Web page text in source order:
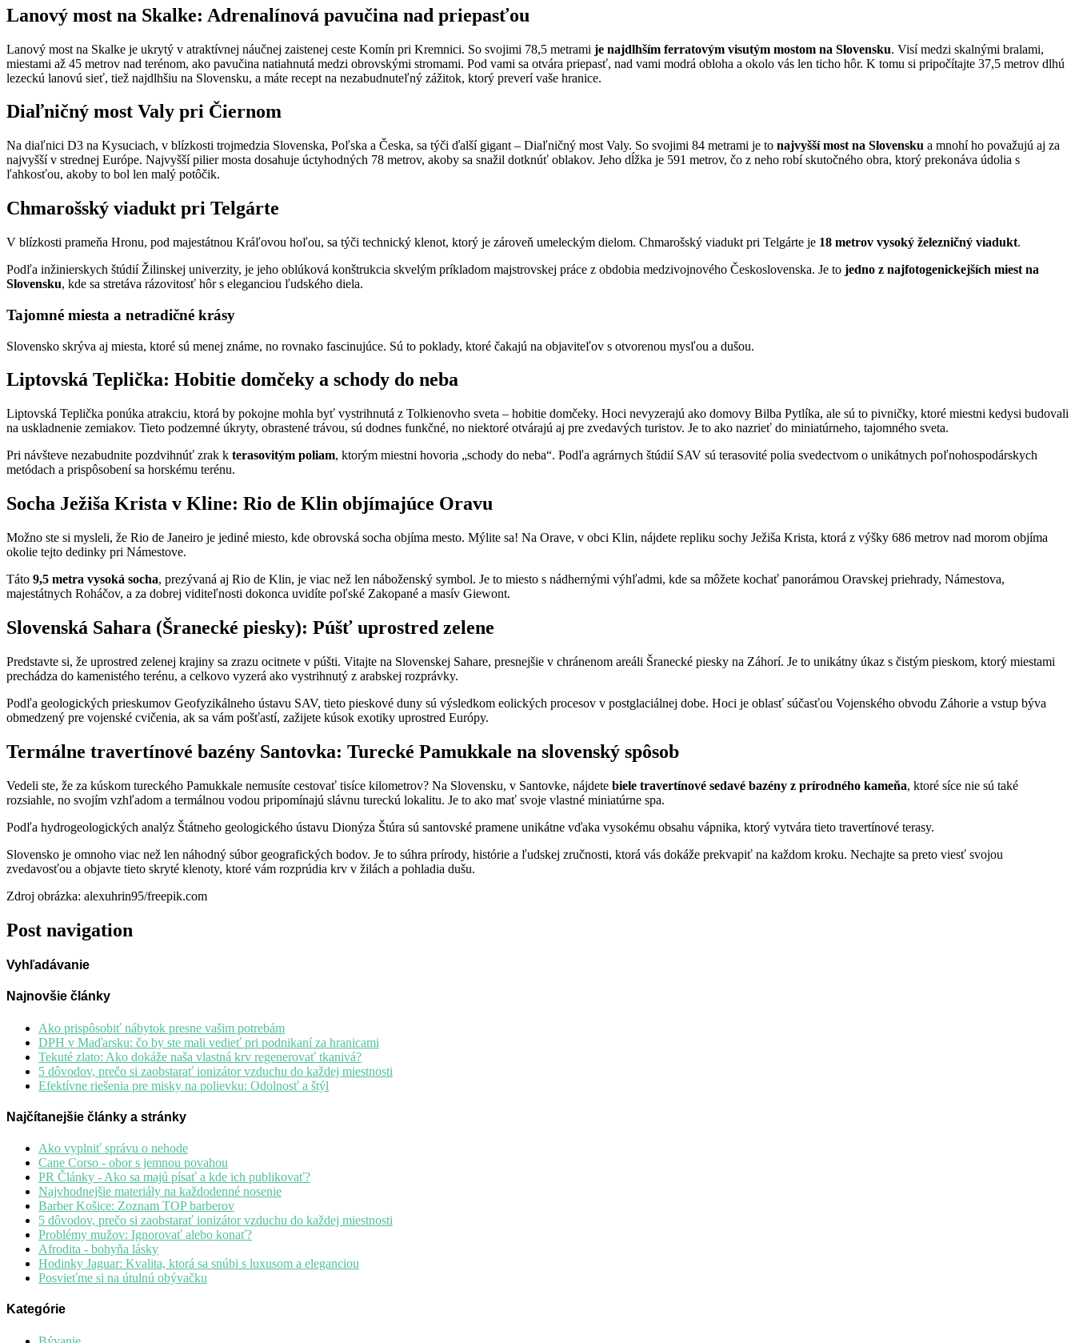
Lanový most na Skalke: Adrenalínová pavučina nad priepasťou
Lanový most na Skalke je ukrytý v atraktívnej náučnej zaistenej ceste Komín pri Kremnici. So svojimi 78,5 metrami je najdlhším ferratovým visutým mostom na Slovensku. Visí medzi skalnými bralami,
miestami až 45 metrov nad terénom, ako pavučina natiahnutá medzi obrovskými stromami. Pod vami sa otvára priepasť, nad vami modrá obloha a okolo vás len ticho hôr. K tomu si pripočítajte 37,5 metrov dlhú
lezeckú lanovú sieť, tiež najdlhšiu na Slovensku, a máte recept na nezabudnuteľný zážitok, ktorý preverí vaše hranice.
Diaľničný most Valy pri Čiernom
Na diaľnici D3 na Kysuciach, v blízkosti trojmedzia Slovenska, Poľska a Česka, sa týči ďalší gigant – Diaľničný most Valy. So svojimi 84 metrami je to najvyšší most na Slovensku a mnohí ho považujú aj za
najvyšší v strednej Európe. Najvyšší pilier mosta dosahuje úctyhodných 78 metrov, akoby sa snažil dotknúť oblakov. Jeho dĺžka je 591 metrov, čo z neho robí skutočného obra, ktorý prekonáva údolia s
ľahkosťou, akoby to bol len malý potôčik.
Chmarošský viadukt pri Telgárte
V blízkosti prameňa Hronu, pod majestátnou Kráľovou hoľou, sa týči technický klenot, ktorý je zároveň umeleckým dielom. Chmarošský viadukt pri Telgárte je 18 metrov vysoký železničný viadukt.
Podľa inžinierskych štúdií Žilinskej univerzity, je jeho oblúková konštrukcia skvelým príkladom majstrovskej práce z obdobia medzivojnového Československa. Je to jedno z najfotogenickejších miest na
Slovensku, kde sa stretáva rázovitosť hôr s eleganciou ľudského diela.
Tajomné miesta a netradičné krásy
Slovensko skrýva aj miesta, ktoré sú menej známe, no rovnako fascinujúce. Sú to poklady, ktoré čakajú na objaviteľov s otvorenou mysľou a dušou.
Liptovská Teplička: Hobitie domčeky a schody do neba
Liptovská Teplička ponúka atrakciu, ktorá by pokojne mohla byť vystrihnutá z Tolkienovho sveta – hobitie domčeky. Hoci nevyzerajú ako domovy Bilba Pytlíka, ale sú to pivničky, ktoré miestni kedysi budovali
na uskladnenie zemiakov. Tieto podzemné úkryty, obrastené trávou, sú dodnes funkčné, no niektoré otvárajú aj pre zvedavých turistov. Je to ako nazrieť do miniatúrneho, tajomného sveta.
Pri návšteve nezabudnite pozdvihnúť zrak k terasovitým poliam, ktorým miestni hovoria „schody do neba“. Podľa agrárnych štúdií SAV sú terasovité polia svedectvom o unikátnych poľnohospodárskych
metódach a prispôsobení sa horskému terénu.
Socha Ježiša Krista v Kline: Rio de Klin objímajúce Oravu
Možno ste si mysleli, že Rio de Janeiro je jediné miesto, kde obrovská socha objíma mesto. Mýlite sa! Na Orave, v obci Klin, nájdete repliku sochy Ježiša Krista, ktorá z výšky 686 metrov nad morom objíma
okolie tejto dedinky pri Námestove.
Táto 9,5 metra vysoká socha, prezývaná aj Rio de Klin, je viac než len náboženský symbol. Je to miesto s nádhernými výhľadmi, kde sa môžete kochať panorámou Oravskej priehrady, Námestova,
majestátnych Roháčov, a za dobrej viditeľnosti dokonca uvidíte poľské Zakopané a masív Giewont.
Slovenská Sahara (Šranecké piesky): Púšť uprostred zelene
Predstavte si, že uprostred zelenej krajiny sa zrazu ocitnete v púšti. Vitajte na Slovenskej Sahare, presnejšie v chránenom areáli Šranecké piesky na Záhorí. Je to unikátny úkaz s čistým pieskom, ktorý miestami
prechádza do kamenistého terénu, a celkovo vyzerá ako vystrihnutý z arabskej rozprávky.
Podľa geologických prieskumov Geofyzikálneho ústavu SAV, tieto pieskové duny sú výsledkom eolických procesov v postglaciálnej dobe. Hoci je oblasť súčasťou Vojenského obvodu Záhorie a vstup býva
obmedzený pre vojenské cvičenia, ak sa vám pošťastí, zažijete kúsok exotiky uprostred Európy.
Termálne travertínové bazény Santovka: Turecké Pamukkale na slovenský spôsob
Vedeli ste, že za kúskom tureckého Pamukkale nemusíte cestovať tisíce kilometrov? Na Slovensku, v Santovke, nájdete biele travertínové sedavé bazény z prírodného kameňa, ktoré síce nie sú také
rozsiahle, no svojím vzhľadom a termálnou vodou pripomínajú slávnu tureckú lokalitu. Je to ako mať svoje vlastné miniatúrne spa.
Podľa hydrogeologických analýz Štátneho geologického ústavu Dionýza Štúra sú santovské pramene unikátne vďaka vysokému obsahu vápnika, ktorý vytvára tieto travertínové terasy.
Slovensko je omnoho viac než len náhodný súbor geografických bodov. Je to súhra prírody, histórie a ľudskej zručnosti, ktorá vás dokáže prekvapiť na každom kroku. Nechajte sa preto viesť svojou
zvedavosťou a objavte tieto skryté klenoty, ktoré vám rozprúdia krv v žilách a pohladia dušu.
Zdroj obrázka: alexuhrin95/freepik.com
Post navigation
Vyhľadávanie
Najnovšie články
Ako prispôsobiť nábytok presne vašim potrebám
DPH v Maďarsku: čo by ste mali vedieť pri podnikaní za hranicami
Tekuté zlato: Ako dokáže naša vlastná krv regenerovať tkanivá?
5 dôvodov, prečo si zaobstarať ionizátor vzduchu do každej miestnosti
Efektívne riešenia pre misky na polievku: Odolnosť a štýl
Najčítanejšie články a stránky
Ako vyplniť správu o nehode
Cane Corso - obor s jemnou povahou
PR Články - Ako sa majú písať a kde ich publikovať?
Najvhodnejšie materiály na každodenné nosenie
Barber Košice: Zoznam TOP barberov
5 dôvodov, prečo si zaobstarať ionizátor vzduchu do každej miestnosti
Problémy mužov: Ignorovať alebo konať?
Afrodita - bohyňa lásky
Hodinky Jaguar: Kvalita, ktorá sa snúbi s luxusom a eleganciou
Posvieťme si na útulnú obývačku
Kategórie